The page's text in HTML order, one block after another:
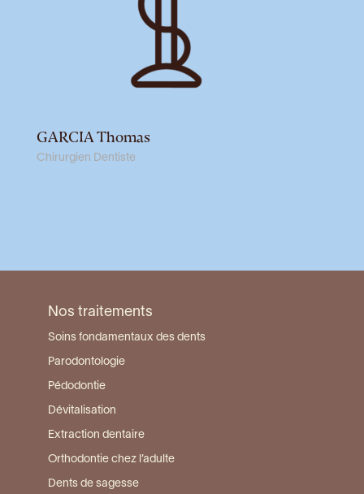
GARCIA Thomas
Chirurgien Dentiste
Nos traitements
Soins fondamentaux des dents
Parodontologie
Pédodontie
Dévitalisation
Extraction dentaire
Orthodontie chez l’adulte
Dents de sagesse